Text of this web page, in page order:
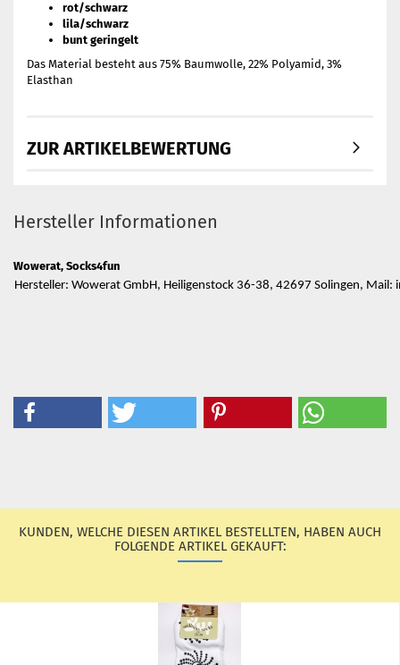
rot/schwarz
lila/schwarz
bunt geringelt
Das Material besteht aus 75% Baumwolle, 22% Polyamid, 3%
Elasthan
ZUR ARTIKELBEWERTUNG
Hersteller Informationen
Wowerat, Socks4fun
Hersteller: Wowerat GmbH, Heiligenstock 36-38, 42697 Solingen,
KUNDEN, WELCHE DIESEN ARTIKEL BESTELLTEN, HABEN AUCH
FOLGENDE ARTIKEL GEKAUFT: